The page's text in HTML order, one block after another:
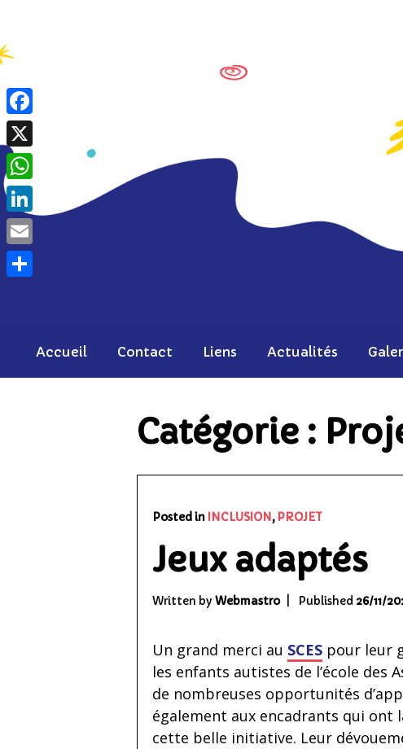
content
Accueil Contact Liens Actualités
Catégorie :
Posted in INCLUSION, PROJET
Jeux adaptés
Written by Webmastro Published 26/11/
Un grand merci au SCES pour leur
les enfants autistes de l’école des
de nombreuses opportunités
également aux encadrants qui
cette belle initiative. Leur
Facebook
X
WhatsApp
LinkedIn
Email